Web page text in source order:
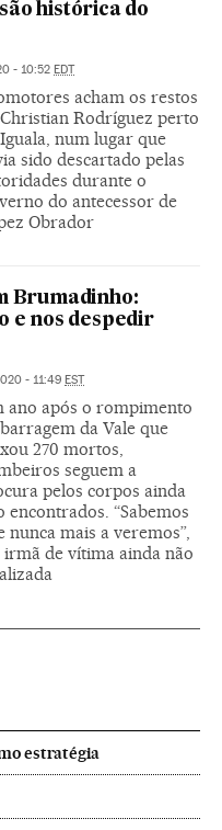
histórica do
- 10:52 EDT
acham os restos
Rodríguez perto
num lugar que
sido descartado pelas
durante o
do antecessor de
Obrador
Brumadinho:
e nos despedir
- 11:49 EST
ano após o rompimento
da Vale que
270 mortos,
seguem a
pelos corpos ainda
encontrados. “Sabemos
nunca mais a veremos”,
irmã de vítima ainda não
estratégia